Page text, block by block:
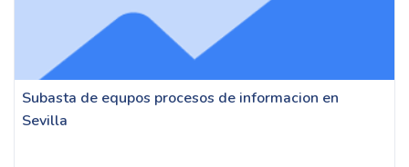
Subasta de equpos procesos de informacion en
Sevilla